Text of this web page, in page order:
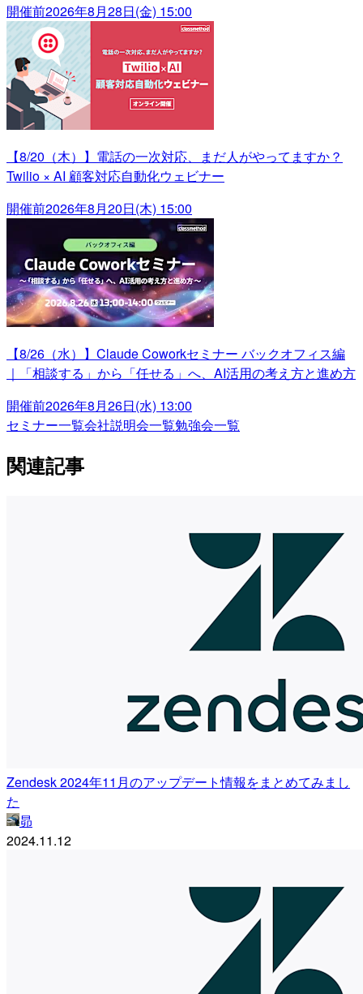
開催前2026年8月28日(金) 15:00
【8/20（木）】電話の一次対応、まだ人がやってますか？
Twilio × AI 顧客対応自動化ウェビナー
開催前2026年8月20日(木) 15:00
【8/26（水）】Claude Coworkセミナー バックオフィス編
｜「相談する」から「任せる」へ、AI活用の考え方と進め方
開催前2026年8月26日(水) 13:00
セミナー一覧会社説明会一覧勉強会一覧
関連記事
Zendesk 2024年11月のアップデート情報をまとめてみまし
た
昴
2024.11.12